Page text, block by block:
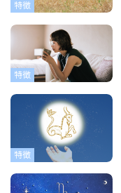
特徴
特徴
特徴